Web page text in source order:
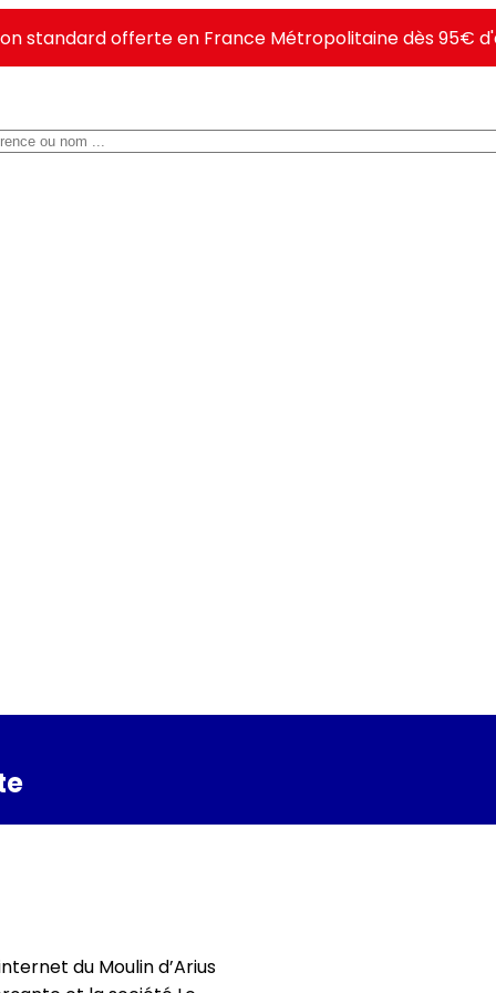
standard offerte en France Métropolitaine dès 95€
du Moulin d’Arius